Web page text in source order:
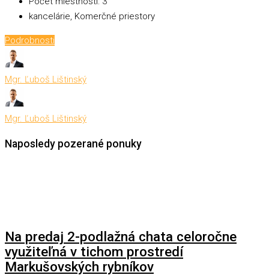
kancelárie, Komerčné priestory
Podrobnosti
Mgr. Ľuboš Lištinský
Mgr. Ľuboš Lištinský
Naposledy pozerané ponuky
Na predaj 2-podlažná chata celoročne
využiteľná v tichom prostredí
Markušovských rybníkov